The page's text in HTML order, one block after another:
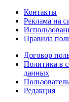
Контакты
Реклама на
Правила
Договор
Политика в
данных
Редакция